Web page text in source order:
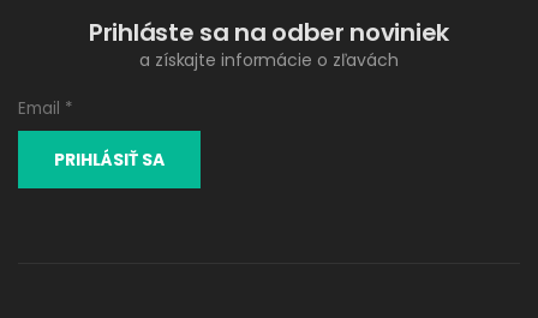
Prihláste sa na odber noviniek
a získajte informácie o zľavách